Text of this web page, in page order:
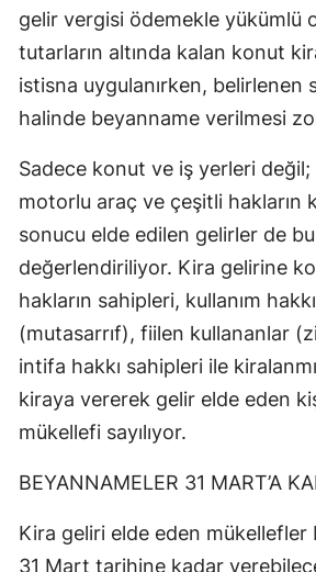
gelir vergisi ödemekle yükümlü
tutarların altında kalan konut
istisna uygulanırken, belirlenen
halinde beyanname verilmesi
Sadece konut ve iş yerleri değil;
motorlu araç ve çeşitli hakların
sonucu elde edilen gelirler de
değerlendiriliyor. Kira gelirine
hakların sahipleri, kullanım
(mutasarrıf), fiilen kullananlar
intifa hakkı sahipleri ile
kiraya vererek gelir elde eden
mükellefi sayılıyor.
BEYANNAMELER 31 MART’A
Kira geliri elde eden mükellefler
31 Mart tarihine kadar